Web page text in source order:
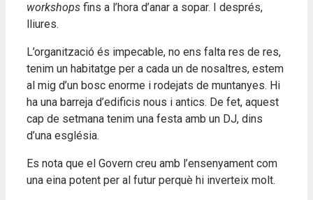
workshops fins a l’hora d’anar a sopar. I després,
lliures.
L’organització és impecable, no ens falta res de res,
tenim un habitatge per a cada un de nosaltres, estem
al mig d’un bosc enorme i rodejats de muntanyes. Hi
ha una barreja d’edificis nous i antics. De fet, aquest
cap de setmana tenim una festa amb un DJ, dins
d’una església.
Es nota que el Govern creu amb l’ensenyament com
una eina potent per al futur perquè hi inverteix molt.